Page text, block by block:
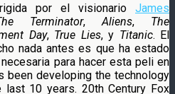
por el visionario James
Terminator,Aliens, The
Day, True Lies, y Titanic. El
nada antes es que ha estado
para hacer esta peli en
been developing the technology
10 years. 20th Century Fox